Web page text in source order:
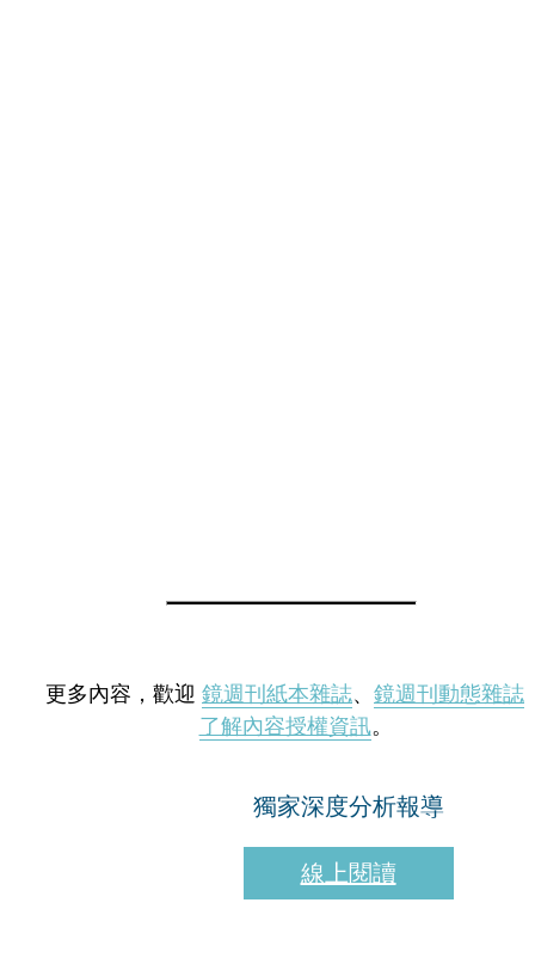
更多內容，歡迎 鏡週刊紙本雜誌、 鏡週刊動態雜誌
了解內容授權資訊。
獨家深度分析報導
線上閱讀